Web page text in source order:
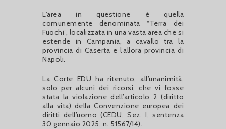
L’area in questione è quella
comunemente denominata “Terra dei
Fuochi”, localizzata in una vasta area che si
estende in Campania, a cavallo tra la
provincia di Caserta e l’allora provincia di
Napoli.
La Corte EDU ha ritenuto, all’unanimità,
solo per alcuni dei ricorsi, che vi fosse
stata la violazione dell’articolo 2 (diritto
alla vita) della Convenzione europea dei
diritti dell’uomo (CEDU, Sez. I, sentenza
30 gennaio 2025, n. 51567/14).